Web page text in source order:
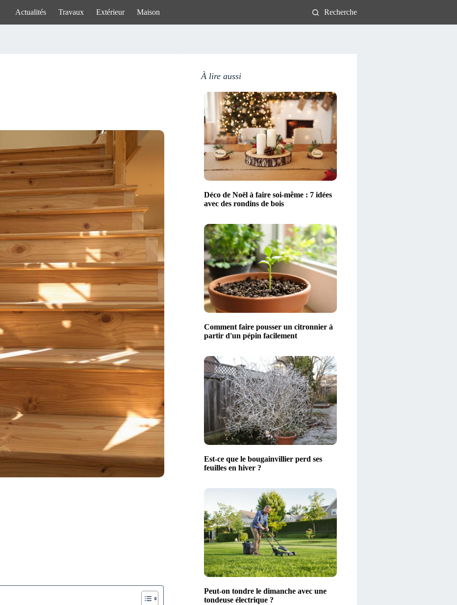
Actualités Travaux Extérieur Maison Recherche
À lire aussi
Déco de Noël à faire soi-même : 7 idées
avec des rondins de bois
Comment faire pousser un citronnier à
partir d'un pépin facilement
Est-ce que le bougainvillier perd ses
feuilles en hiver ?
Peut-on tondre le dimanche avec une
tondeuse électrique ?